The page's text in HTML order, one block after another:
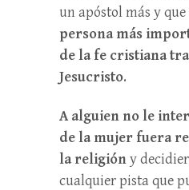
un apóstol más y que
persona más
de la fe cristiana
Jesucristo.
A alguien no le
de la mujer fuera
la religióny
cualquier pista que